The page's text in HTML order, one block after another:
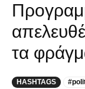
τα
HASHTAGS